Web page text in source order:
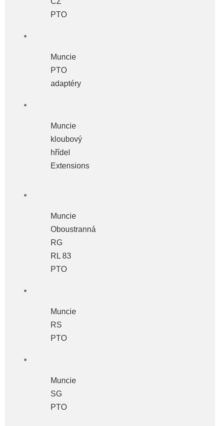
PTO
Muncie
PTO
adaptéry
Muncie
kloubový
hřídel
Extensions
Muncie
Oboustranná
RG
RL 83
PTO
Muncie
RS
PTO
Muncie
SG
PTO